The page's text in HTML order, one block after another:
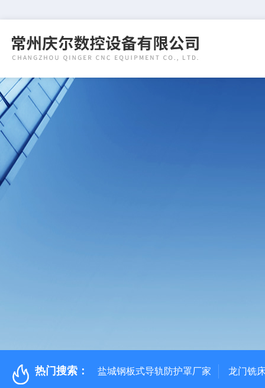
热门搜索： 盐城钢板式导轨防护罩厂家 龙门铣